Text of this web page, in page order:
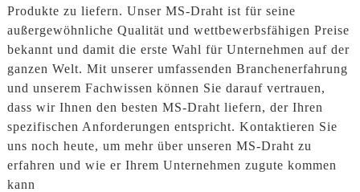
Produkte zu liefern. Unser MS-Draht ist für seine
außergewöhnliche Qualität und wettbewerbsfähigen Preise
bekannt und damit die erste Wahl für Unternehmen auf der
ganzen Welt. Mit unserer umfassenden Branchenerfahrung
und unserem Fachwissen können Sie darauf vertrauen,
dass wir Ihnen den besten MS-Draht liefern, der Ihren
spezifischen Anforderungen entspricht. Kontaktieren Sie
uns noch heute, um mehr über unseren MS-Draht zu
erfahren und wie er Ihrem Unternehmen zugute kommen
kann